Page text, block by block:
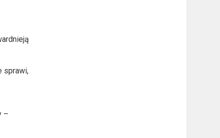
sprawi,
–